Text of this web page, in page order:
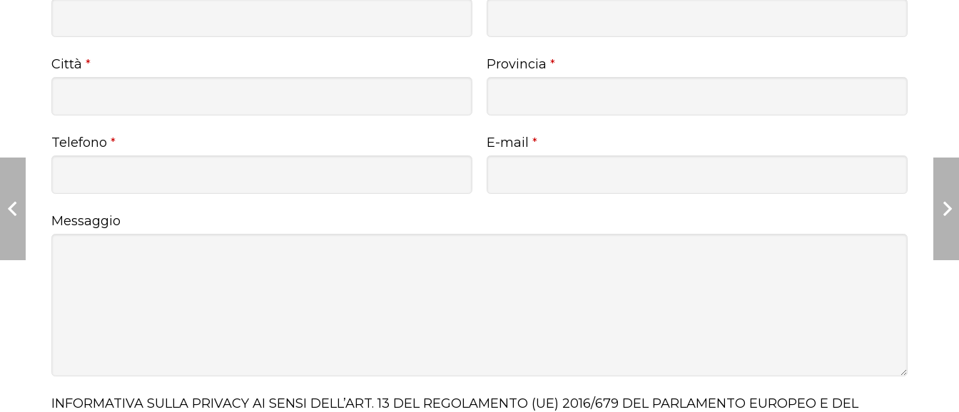
Città *
Telefono *
Provincia *
E-mail *
Messaggio
INFORMATIVA SULLA PRIVACY AI SENSI DELL’ART. 13 DEL REGOLAMENTO (UE) 2016/679 DEL PARLAMENTO EUROPEO E DEL